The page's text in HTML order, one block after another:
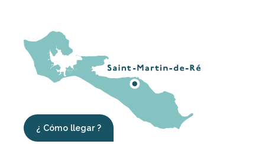
¿ Cómo llegar ?